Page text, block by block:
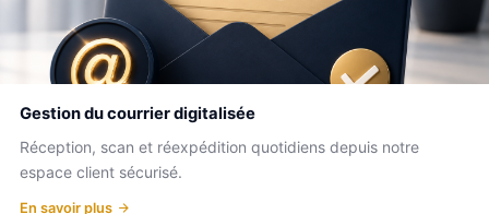
Gestion du courrier digitalisée
Réception, scan et réexpédition quotidiens depuis notre
espace client sécurisé.
En savoir plus